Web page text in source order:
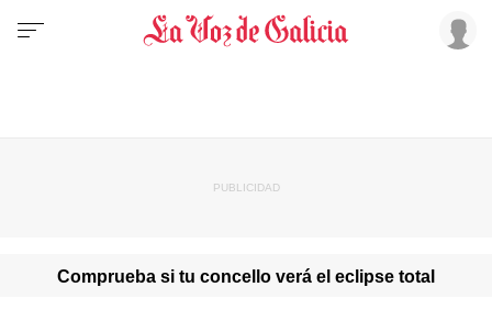
Comprueba si tu concello verá el eclipse total